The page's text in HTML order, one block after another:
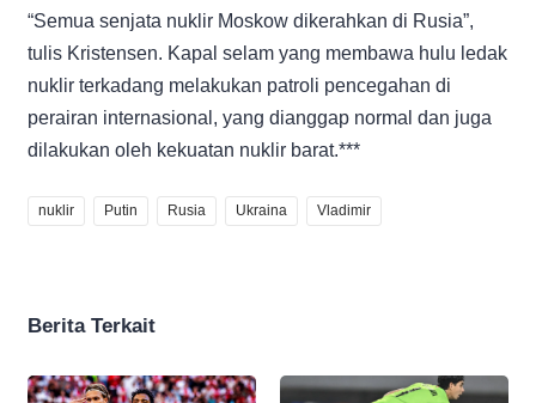
“Semua senjata nuklir Moskow dikerahkan di Rusia”,
tulis Kristensen. Kapal selam yang membawa hulu ledak
nuklir terkadang melakukan patroli pencegahan di
perairan internasional, yang dianggap normal dan juga
dilakukan oleh kekuatan nuklir barat.***
nuklir Putin Rusia Ukraina Vladimir
Berita Terkait